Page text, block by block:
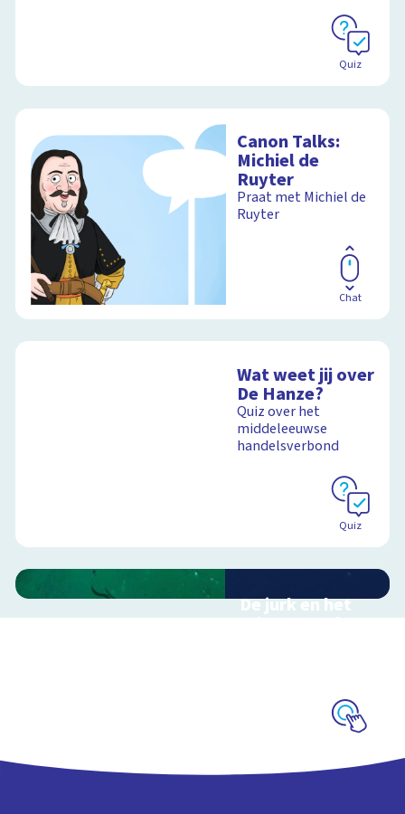
Quiz
Canon Talks:
Michiel de
Ruyter
Praat met Michiel de
Ruyter
Chat
Wat weet jij over
De Hanze?
Quiz over het
middeleeuwse
handelsverbond
Quiz
De jurk en het
scheepswrak